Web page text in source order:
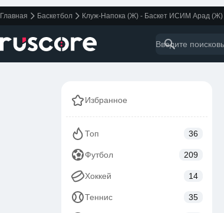
Главная Баскетбол Клуж-Напока (Ж) - Баскет ИСИМ Арад (Ж)
Избранное
Топ 36
Футбол 209
Хоккей 14
Теннис 35